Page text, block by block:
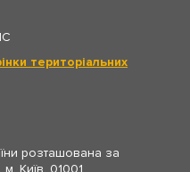
територіальних
розташована за
Київ, 01001